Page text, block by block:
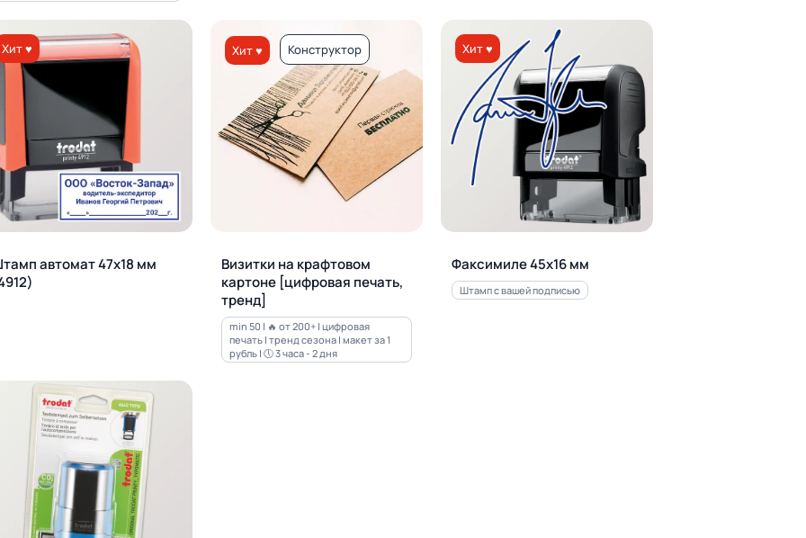
Хит ♥
автомат 47х18 мм
Хит ♥ Конструктор
Визитки на крафтовом
картоне [цифровая печать,
тренд]
min 50 | 🔥 от 200+ | цифровая
печать | тренд сезона | макет за 1
рубль | 🕔 3 часа - 2 дня
Хит ♥
Факсимиле 45х16 мм
Штамп с вашей подписью